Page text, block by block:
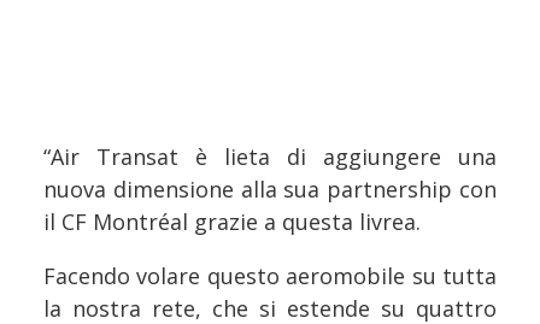
“Air Transat è lieta di aggiungere una
nuova dimensione alla sua partnership con
il CF Montréal grazie a questa livrea.
Facendo volare questo aeromobile su tutta
la nostra rete, che si estende su quattro